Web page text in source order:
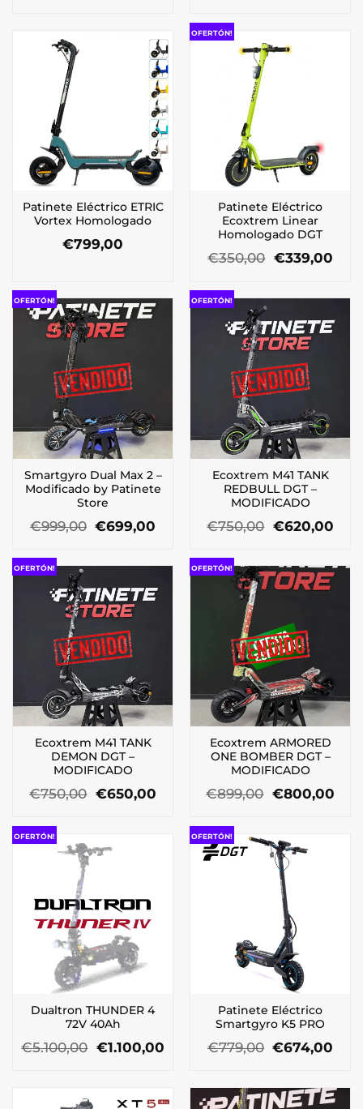
€1.090,00.€794,00.
Patinete Eléctrico ETRIC
Vortex Homologado
€799,00
OFERTÓN!
Patinete Eléctrico
Ecoxtrem Linear
Homologado DGT
€350,00 El
era:
€339,00El
es:
OFERTÓN!
Smartgyro Dual Max 2 –
Modificado by Patinete
Store
€999,00 El
precio
era:
€699,00
es:
€699,00.
OFERTÓN!
Ecoxtrem M41 TANK
REDBULL DGT –
MODIFICADO
€750,00 El
precio
era:
€750,00.
€620,00El
es:
OFERTÓN!
Ecoxtrem M41 TANK
DEMON DGT –
MODIFICADO
€750,00 El
€750,00.
€650,00El
€650,00.
OFERTÓN!
Ecoxtrem ARMORED
ONE BOMBER DGT –
MODIFICADO
€899,00 El
€899,00.
€800,00El
OFERTÓN!
Dualtron THUNDER 4
72V 40Ah
€5.100,00 El
€5.100,00.
€1.100,00El
€1.100,00.
OFERTÓN!
Patinete Eléctrico
Smartgyro K5 PRO
€779,00 El
era:
€779,00.
€674,00
es: